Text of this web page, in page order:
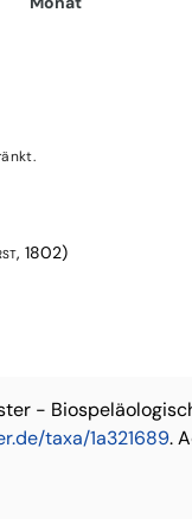
1802)
-
taxa/1a321689.